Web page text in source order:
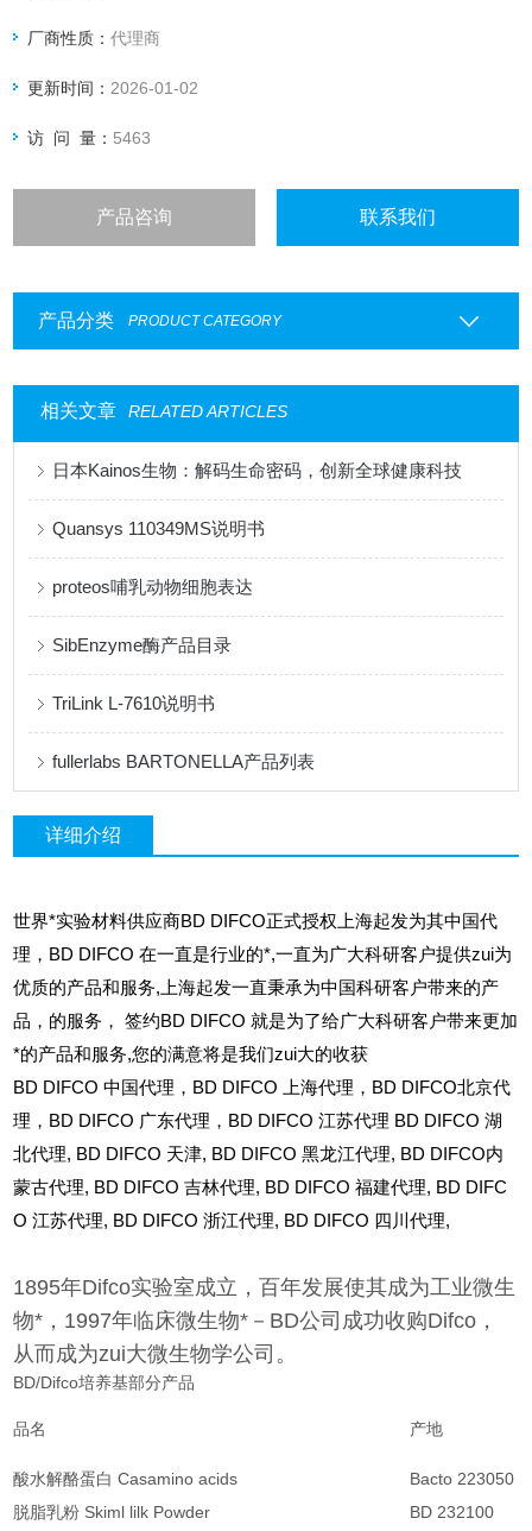
厂商性质：代理商
更新时间： 2026-01-02
访 问 量： 5463
产品咨询 联系我们
产品分类 PRODUCT CATEGORY
相关文章 RELATED ARTICLES
日本Kainos生物：解码生命密码，创新全球健康科技
Quansys 110349MS说明书
proteos哺乳动物细胞表达
SibEnzyme酶产品目录
TriLink L-7610说明书
fullerlabs BARTONELLA产品列表
详细介绍
世界*实验材料供应商BD DIFCO正式授权上海起发为其中国代
理，BD DIFCO 在一直是行业的*,一直为广大科研客户提供zui为
优质的产品和服务,上海起发一直秉承为中国科研客户带来的产
品，的服务，
签约BD DIFCO 就是为了给广大科研客户带来更加
*的产品和服务,您的满意将是我们zui大的收获
BD DIFCO中国代理，BD DIFCO 上海代理，BD DIFCO北京代
理，BD DIFCO 广东代理，BD DIFCO 江苏代理 BD DIFCO 湖
北代理, BD DIFCO 天津, BD DIFCO黑龙江代理, BD DIFCO内
蒙古代理, BD DIFCO吉林代理, BD DIFCO福建代理, BD DIFC
O江苏代理, BD DIFCO浙江代理, BD DIFCO 四川代理,
1895年Difco实验室成立，百年发展使其成为工业微生
物*，1997年临床微生物*－BD公司成功收购Difco，
从而成为zui大微生物学公司。
BD/Difco培养基部分产品
品名 产地
酸水解酪蛋白 Casamino acids
Bacto 223050
脱脂乳粉 Skiml lilk Powder
BD 232100